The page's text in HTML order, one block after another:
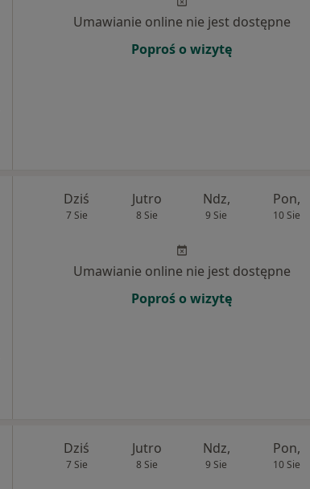
Umawianie online nie jest dostępne
Poproś o wizytę
Dziś
7 Sie
Jutro
8 Sie
Ndz,
9 Sie
Pon,
10 Sie
Umawianie online nie jest dostępne
Poproś o wizytę
Dziś
7 Sie
Jutro
8 Sie
Ndz,
9 Sie
Pon,
10 Sie